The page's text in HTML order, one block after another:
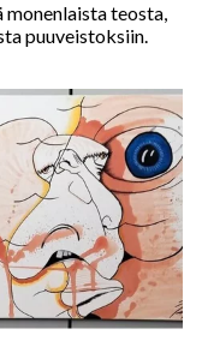
teosta,
puuveistoksiin.